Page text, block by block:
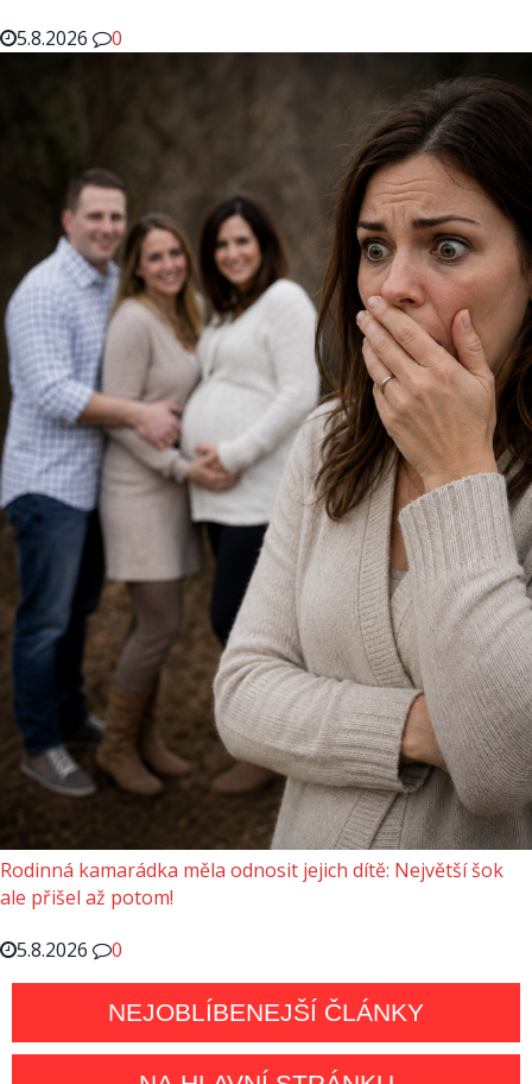
5.8.2026
0
Rodinná kamarádka měla odnosit jejich dítě: Největší šok
ale přišel až potom!
5.8.2026
0
NEJOBLÍBENEJŠÍ ČLÁNKY